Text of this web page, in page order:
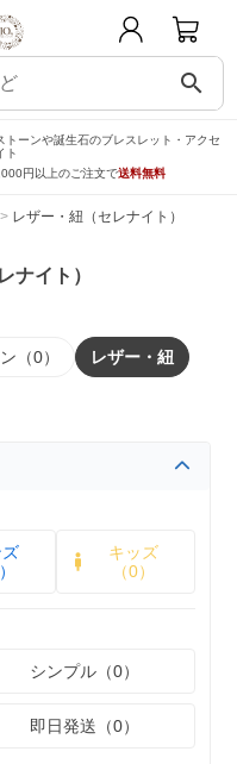
search
ーンや誕生石のブレスレット・アクセ
ト
円以上のご注文で送料無料
レザー・紐（セレナイト）
ナイト）
（0） レザー・紐
ズ
キッズ
（0）
シンプル（0）
即日発送（0）